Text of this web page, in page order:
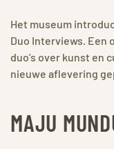
Het museum
Duo Interviews. Een
duo’s over kunst en
nieuwe aflevering
MAJU